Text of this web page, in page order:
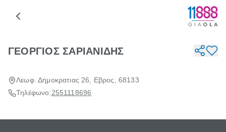
ΓΕΟΡΓΙΟΣ ΣΑΡΙΑΝΙΔΗΣ
Λεωφ. Δημοκρατιας 26, Εβρος, 68133
Τηλέφωνο:2551118696